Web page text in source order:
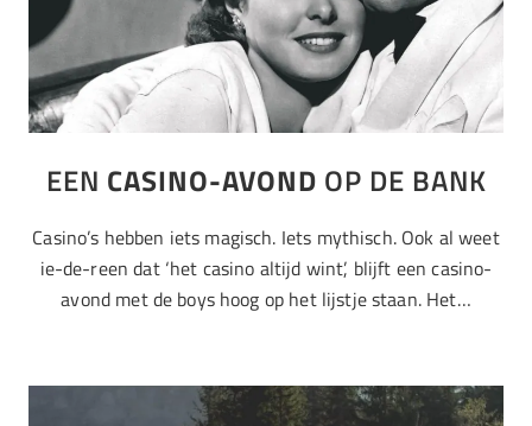
EEN CASINO-AVOND OP DE BANK
Casino’s hebben iets magisch. Iets mythisch. Ook al weet
ie-de-reen dat ‘het casino altijd wint’, blijft een casino-
avond met de boys hoog op het lijstje staan. Het…